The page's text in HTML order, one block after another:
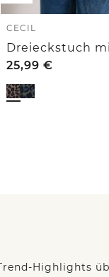
CECIL
25,99 €
Highlights